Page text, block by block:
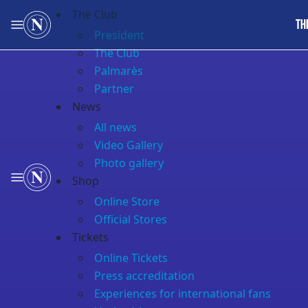
The Club
President
The Club
Palmarès
Partner
News
All news
Video Gallery
Photo gallery
Shop
Online Store
Official Stores
Tickets
Online Tickets
Press accreditation
Experiences for international fans